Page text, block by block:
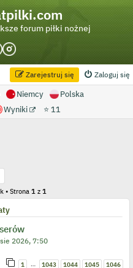
forum piłki nożnej
Zaloguj się
Zarejestruj się
Niemcy
Polska
Wyniki ⭐ 11
• Strona 1 z 1
2026, 7:50
1 … 1043 1044 1045 1046